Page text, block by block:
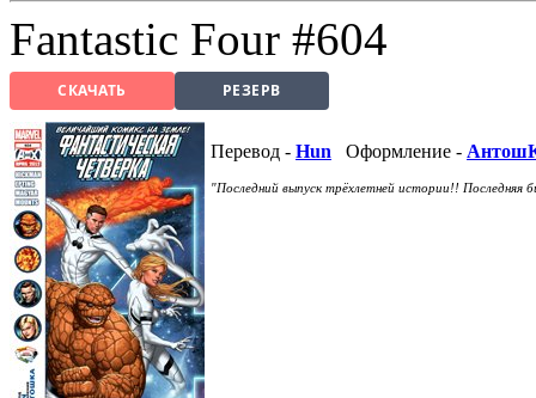
Fantastic Four #604
СКАЧАТЬ РЕЗЕРВ
Перевод - Hun Оформление -
"Последний выпуск трёхлетней истории!! Последняя